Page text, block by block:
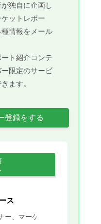
独自に企画し
ットレポー
種情報をメール
ト紹介コンテ
限定のサービ
ます。
登録をする
ス
ー、マーケ